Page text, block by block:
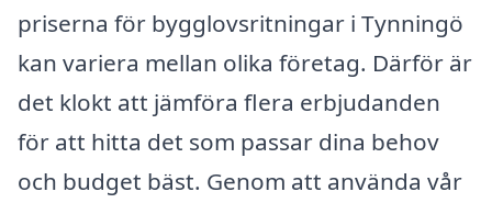
priserna för bygglovsritningar i Tynningö
kan variera mellan olika företag. Därför är
det klokt att jämföra flera erbjudanden
för att hitta det som passar dina behov
och budget bäst. Genom att använda vår